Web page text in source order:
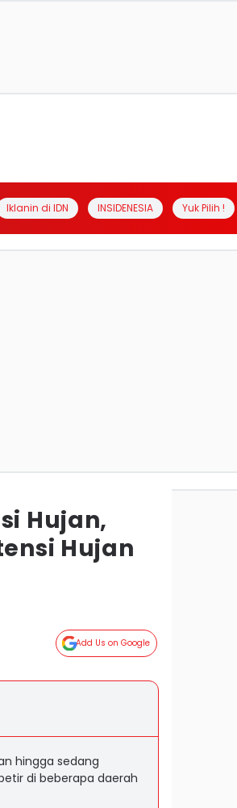
Iklanin di IDN INSIDENESIA Yuk Pilih !
Hujan,
Hujan
Add Us on Google
hingga sedang
di beberapa daerah